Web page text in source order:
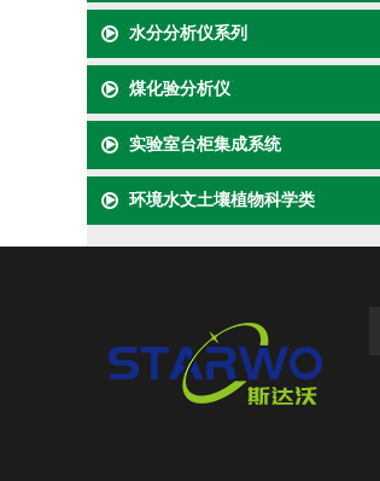
水分分析仪系列
煤化验分析仪
实验室台柜集成系统
环境水文土壤植物科学类